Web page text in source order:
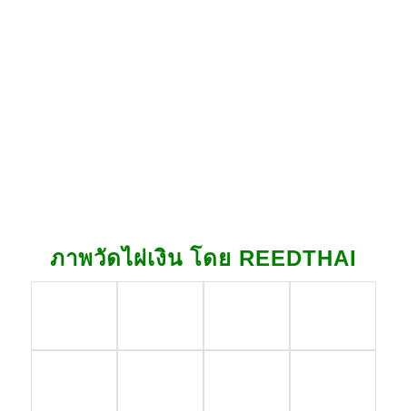
ภาพวัดไผ่เงิน โดย REEDTHAI